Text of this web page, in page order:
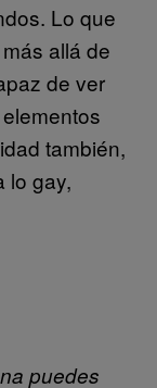
Lo que
allá de
de ver
también,
lo gay,
puedes